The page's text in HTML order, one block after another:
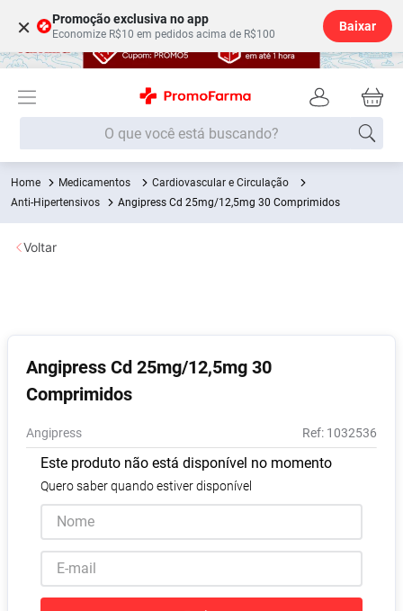
× Promoção exclusiva no app
Economize R$10 em pedidos acima de R$100
Baixar
O que você está buscando?
Medicamentos
Cardiovascular e Circulação
Anti-Hipertensivos
Angipress Cd 25mg/12,5mg 30 Comprimidos
Angipress Cd 25mg/12,5mg 30
Comprimidos
Angipress : 1032536
Este produto não está disponível no momento
Quero saber quando estiver disponível
Voltar
Termos mais buscados
1º Fralda
2
5º Fralda G
6º Shampoo
7º Desodorante
Vitamina D
10º Lavitan